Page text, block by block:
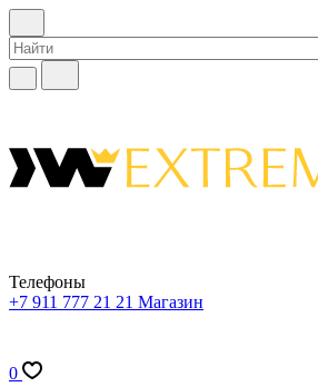
Телефоны
+7 911 777 21 21 Магазин
0